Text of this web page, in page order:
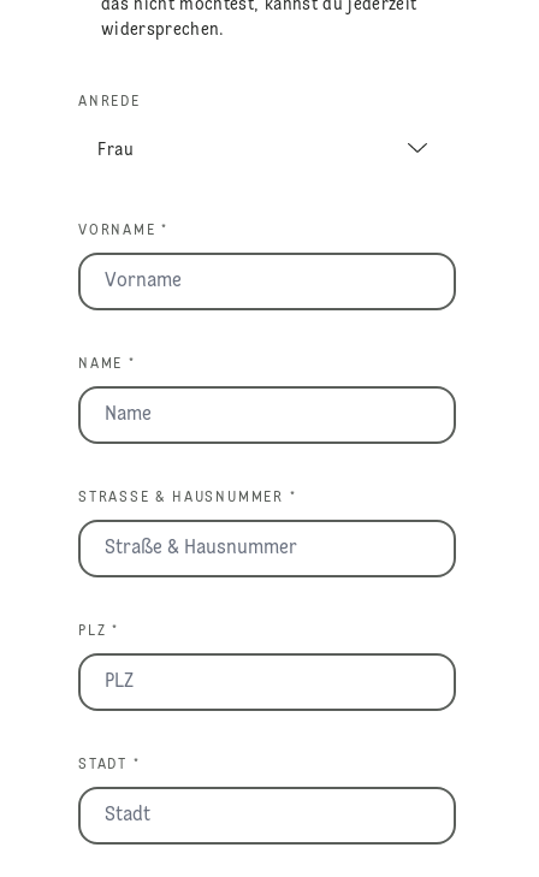
das nicht möchtest, kannst du jederzeit
widersprechen.
ANREDE
VORNAME *
NAME *
STRASSE & HAUSNUMMER *
PLZ *
STADT *